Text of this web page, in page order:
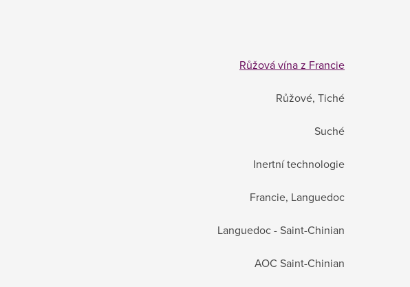
Růžová vína z Francie
Růžové, Tiché
Suché
Inertní technologie
Francie, Languedoc
Languedoc - Saint-Chinian
AOC Saint-Chinian